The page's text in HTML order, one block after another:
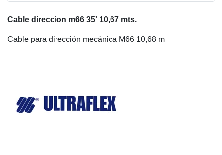
Cable direccion m66 35' 10,67 mts.
Cable para dirección mecánica M66 10,68 m